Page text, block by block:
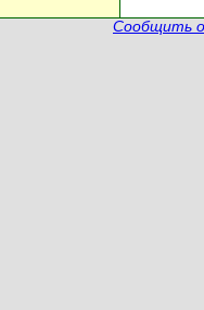
Сообщить о